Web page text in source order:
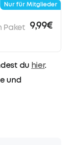
Paket 9,99€
Nur für Mitglieder
du hier.
und